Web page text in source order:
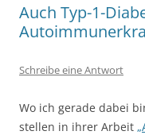
Auch Typ-1-
Schreibe eine Antwort
Wo ich gerade dabei
stellen in ihrer Arbeit